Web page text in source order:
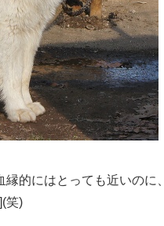
的にはとっても近いのに、
笑)